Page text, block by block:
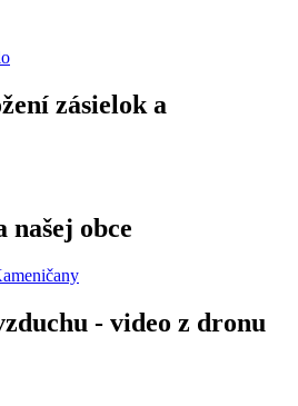
zásielok a
našej obce
- video z dronu